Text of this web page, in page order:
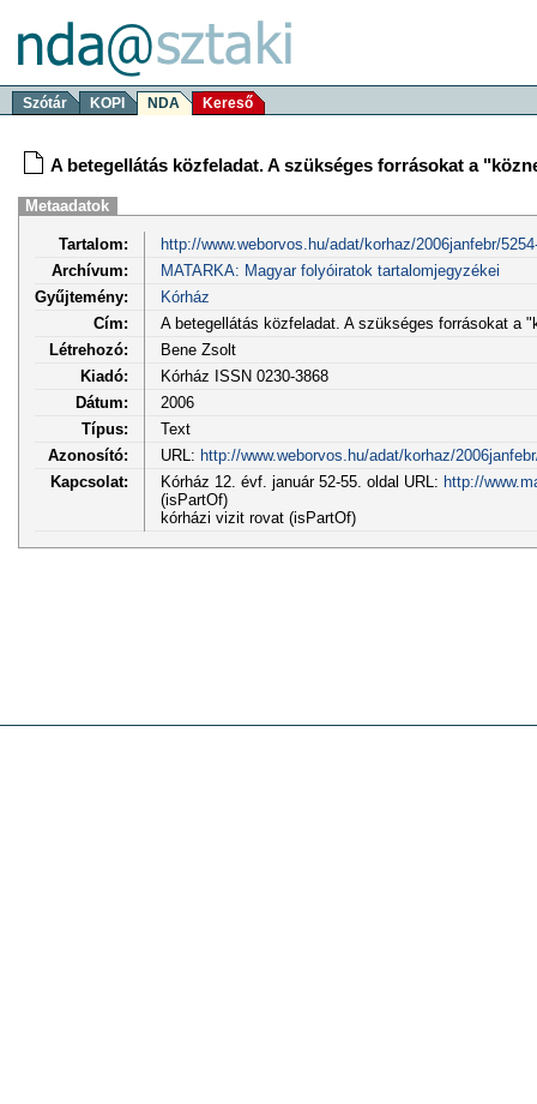
Szótár KOPI NDA Kereső
A betegellátás közfeladat. A szükséges forrásokat a
Metaadatok
Tartalom:
http://www.weborvos.hu/adat/korhaz/2006janfebr/
Archívum:
MATARKA: Magyar folyóiratok tartalomjegyzékei
Gyűjtemény:
Kórház
Cím:
A betegellátás közfeladat. A szükséges forrásokat a
Létrehozó:
Bene Zsolt
Kiadó:
Kórház ISSN 0230-3868
Dátum:
2006
Típus:
Text
Azonosító:
URL: http://www.weborvos.hu/adat/korhaz/
Kapcsolat:
Kórház 12. évf. január 52-55. oldal URL: http://
(isPartOf)
kórházi vizit rovat (isPartOf)